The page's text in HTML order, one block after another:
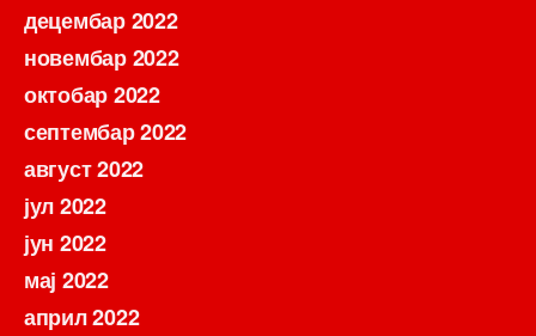
децембар 2022
новембар 2022
октобар 2022
септембар 2022
август 2022
јул 2022
јун 2022
мај 2022
април 2022